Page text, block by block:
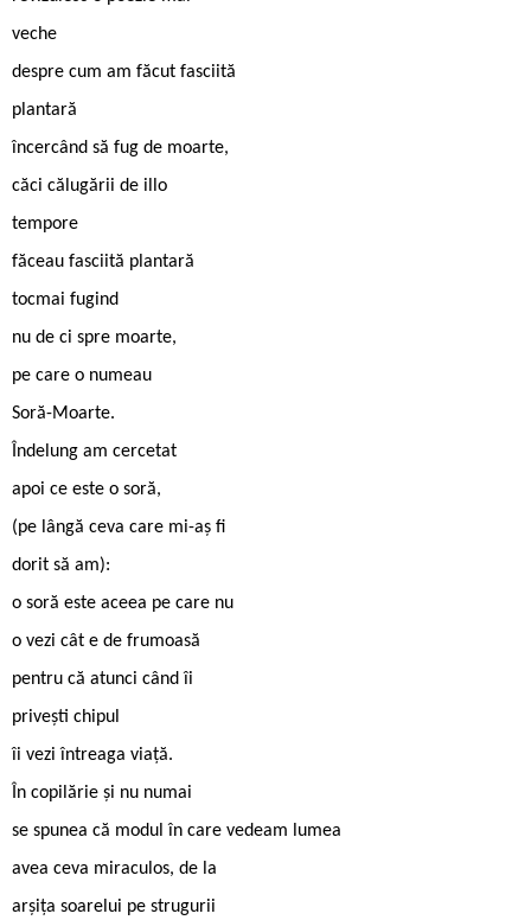
veche
despre cum am făcut fasciită
plantară
încercând să fug de moarte,
căci călugării de illo
tempore
făceau fasciită plantară
tocmai fugind
nu de ci spre moarte,
pe care o numeau
Soră-Moarte.
Îndelung am cercetat
apoi ce este o soră,
(pe lângă ceva care mi-aș fi
dorit să am):
o soră este aceea pe care nu
o vezi cât e de frumoasă
pentru că atunci când îi
privești chipul
îi vezi întreaga viață.
În copilărie și nu numai
se spunea că modul în care vedeam lumea
avea ceva miraculos, de la
arșița soarelui pe strugurii